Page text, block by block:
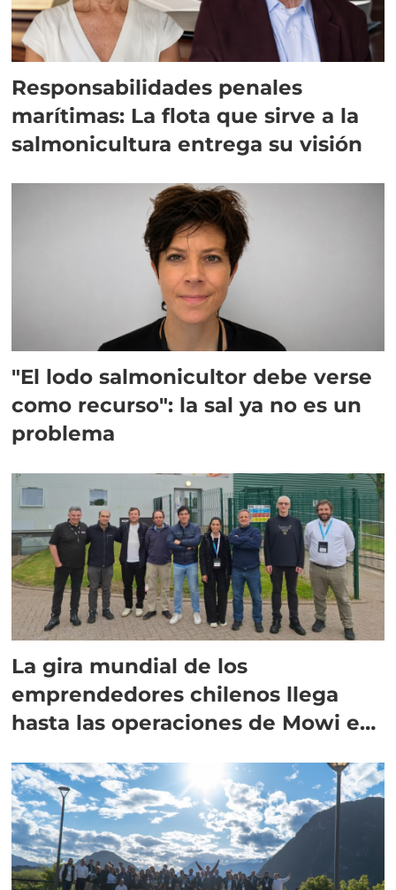
Responsabilidades penales
marítimas: La flota que sirve a la
salmonicultura entrega su visión
"El lodo salmonicultor debe verse
como recurso": la sal ya no es un
problema
La gira mundial de los
emprendedores chilenos llega
hasta las operaciones de Mowi en